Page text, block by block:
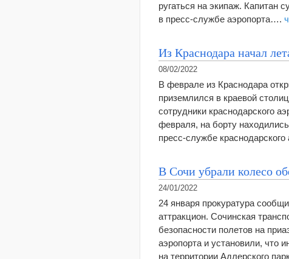
ругаться на экипаж. Капитан
в пресс-службе аэропорта….
Из Краснодара начал
08/02/2022
В феврале из Краснодара
приземлился в краевой
сотрудники краснодарского
февраля, на борту
пресс-службе
В Сочи убрали колесо
24/01/2022
24 января прокуратура
аттракцион. Сочинская
безопасности полетов на
аэропорта и установили, что
на территории Адлерского